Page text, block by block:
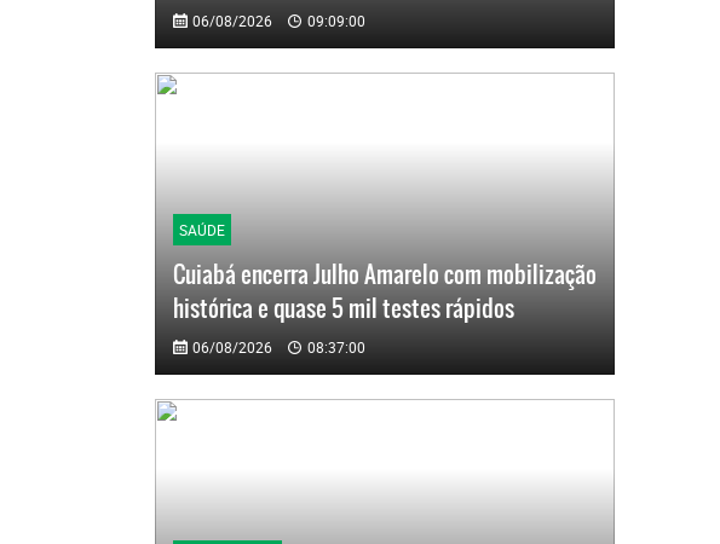
06/08/2026 09:09:00
SAÚDE
Cuiabá encerra Julho Amarelo com mobilização
histórica e quase 5 mil testes rápidos
06/08/2026 08:37:00